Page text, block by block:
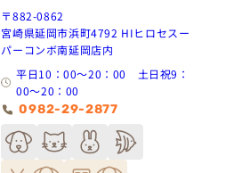
〒882-0862
宮崎県延岡市浜町4792 HIヒロセスー
パーコンボ南延岡店内
平日10：00～20：00 土日祝9：
00～20：00
0982-29-2877